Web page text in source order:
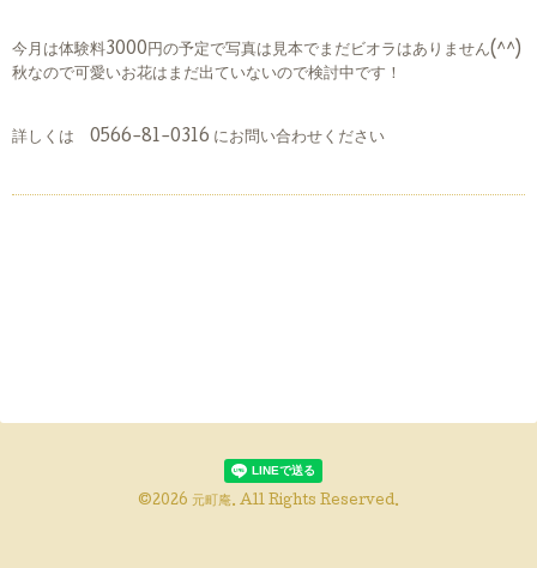
今月は体験料3000円の予定で写真は見本でまだビオラはありません(^^)
秋なので可愛いお花はまだ出ていないので検討中です！
詳しくは 0566-81-0316 にお問い合わせください
©2026 元町庵. All Rights Reserved.